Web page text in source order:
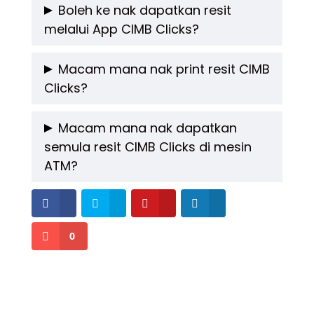
Boleh ke nak dapatkan resit
melalui App CIMB Clicks?
Tak boleh. Korang perlu dapatkan semula
resit hanya melalui laman web rasmi CIMB
Macam mana nak print resit CIMB
Clicks?
Ikut tutorial yang telah saya tunjukkan dalam
artikel cara dapatkan resit CIMB Clicks.
Macam mana nak dapatkan
semula resit CIMB Clicks di mesin
ATM?
Kita tak boleh dapatkan resit atau print
semula resit di mesin ATM.
0